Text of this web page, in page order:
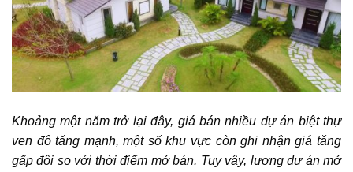
Khoảng một năm trở lại đây, giá bán nhiều dự án biệt thự
ven đô tăng mạnh, một số khu vực còn ghi nhận giá tăng
gấp đôi so với thời điểm mở bán. Tuy vậy, lượng dự án mở